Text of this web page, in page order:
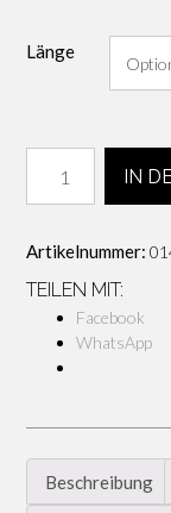
Länge
Silber
Panzerkette
Menge
IN
Artikelnummer:
TEILEN MIT:
Facebook
WhatsApp
Beschreibung